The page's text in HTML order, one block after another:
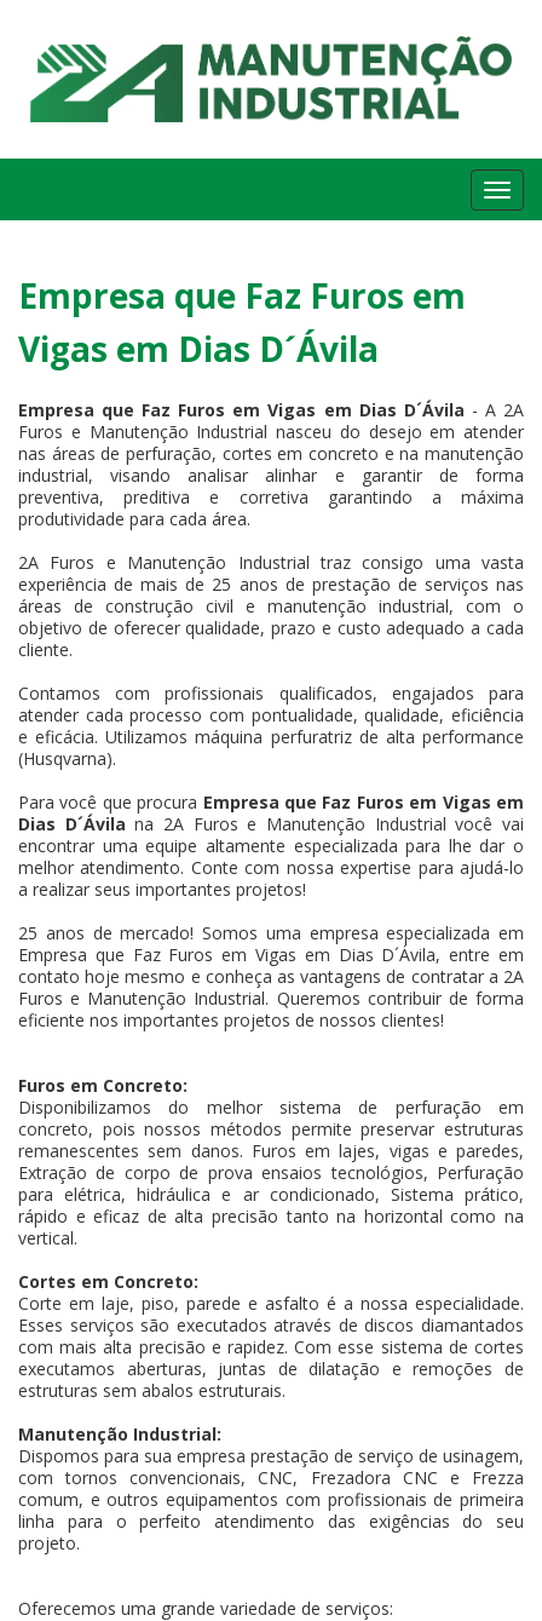
Empresa que Faz Furos em
Vigas em Dias D´Ávila
Empresa que Faz Furos em Vigas em Dias D´Ávila - A 2A
Furos e Manutenção Industrial nasceu do desejo em atender
nas áreas de perfuração, cortes em concreto e na manutenção
industrial, visando analisar alinhar e garantir de forma
preventiva, preditiva e corretiva garantindo a máxima
produtividade para cada área.
2A Furos e Manutenção Industrial traz consigo uma vasta
experiência de mais de 25 anos de prestação de serviços nas
áreas de construção civil e manutenção industrial, com o
objetivo de oferecer qualidade, prazo e custo adequado a cada
cliente.
Contamos com profissionais qualificados, engajados para
atender cada processo com pontualidade, qualidade, eficiência
e eficácia. Utilizamos máquina perfuratriz de alta performance
(Husqvarna).
Para você que procura Empresa que Faz Furos em Vigas em
Dias D´Ávila na 2A Furos e Manutenção Industrial você vai
encontrar uma equipe altamente especializada para lhe dar o
melhor atendimento. Conte com nossa expertise para ajudá-lo
a realizar seus importantes projetos!
25 anos de mercado! Somos uma empresa especializada em
Empresa que Faz Furos em Vigas em Dias D´Ávila, entre em
contato hoje mesmo e conheça as vantagens de contratar a 2A
Furos e Manutenção Industrial. Queremos contribuir de forma
eficiente nos importantes projetos de nossos clientes!
Furos em Concreto:
Disponibilizamos do melhor sistema de perfuração em
concreto, pois nossos métodos permite preservar estruturas
remanescentes sem danos. Furos em lajes, vigas e paredes,
Extração de corpo de prova ensaios tecnológios, Perfuração
para elétrica, hidráulica e ar condicionado, Sistema prático,
rápido e eficaz de alta precisão tanto na horizontal como na
vertical.
Cortes em Concreto:
Corte em laje, piso, parede e asfalto é a nossa especialidade.
Esses serviços são executados através de discos diamantados
com mais alta precisão e rapidez. Com esse sistema de cortes
executamos aberturas, juntas de dilatação e remoções de
estruturas sem abalos estruturais.
Manutenção Industrial:
Dispomos para sua empresa prestação de serviço de usinagem,
com tornos convencionais, CNC, Frezadora CNC e Frezza
comum, e outros equipamentos com profissionais de primeira
linha para o perfeito atendimento das exigências do seu
projeto.
Oferecemos uma grande variedade de serviços: